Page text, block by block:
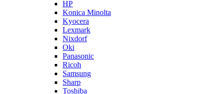
HP
Konica Minolta
Kyocera
Lexmark
Nixdorf
Oki
Panasonic
Ricoh
Samsung
Sharp
Toshiba